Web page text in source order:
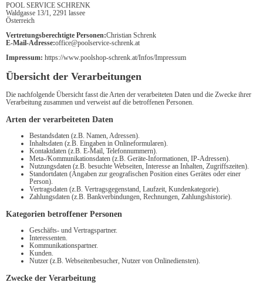
POOL SERVICE SCHRENK
Waldgasse 13/1, 2291 lassee
Österreich
Vertretungsberechtigte Personen:Christian Schrenk
E-Mail-Adresse:office@poolservice-schrenk.at
Impressum: https://www.poolshop-schrenk.at/Infos/Impressum
Übersicht der Verarbeitungen
Die nachfolgende Übersicht fasst die Arten der verarbeiteten Daten und die Zwecke ihrer
Verarbeitung zusammen und verweist auf die betroffenen Personen.
Arten der verarbeiteten Daten
Bestandsdaten (z.B. Namen, Adressen).
Inhaltsdaten (z.B. Eingaben in Onlineformularen).
Kontaktdaten (z.B. E-Mail, Telefonnummern).
Meta-/Kommunikationsdaten (z.B. Geräte-Informationen, IP-Adressen).
Nutzungsdaten (z.B. besuchte Webseiten, Interesse an Inhalten, Zugriffszeiten).
Standortdaten (Angaben zur geografischen Position eines Gerätes oder einer
Person).
Vertragsdaten (z.B. Vertragsgegenstand, Laufzeit, Kundenkategorie).
Zahlungsdaten (z.B. Bankverbindungen, Rechnungen, Zahlungshistorie).
Kategorien betroffener Personen
Geschäfts- und Vertragspartner.
Interessenten.
Kommunikationspartner.
Kunden.
Nutzer (z.B. Webseitenbesucher, Nutzer von Onlinediensten).
Zwecke der Verarbeitung